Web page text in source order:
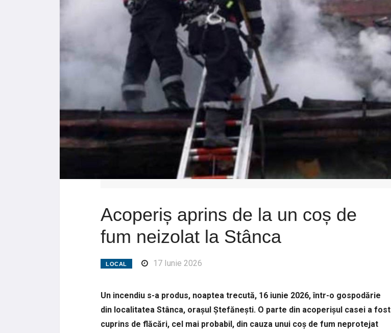
Acoperiș aprins de la un coș de
fum neizolat la Stânca
LOCAL 17 Iunie 2026
Un incendiu s-a produs, noaptea trecută, 16 iunie 2026, într-o gospodărie
din localitatea Stânca, orașul Ștefănești. O parte din acoperișul casei a fost
cuprins de flăcări, cel mai probabil, din cauza unui coș de fum neprotejat